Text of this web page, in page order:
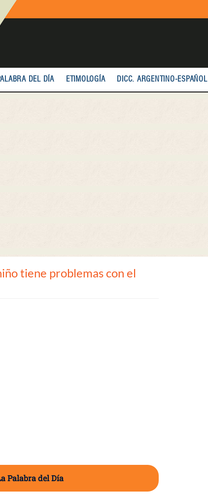
DEL DÍA ETIMOLOGÍA DICC. ARGENTINO-ESPAÑOL
tiene problemas con el
Palabra del Día